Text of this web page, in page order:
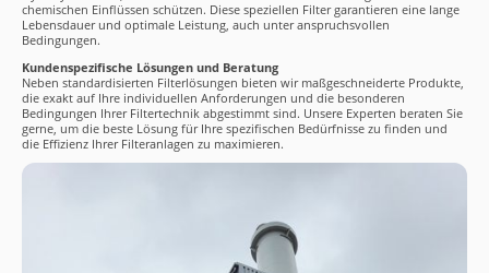
chemischen Einflüssen schützen. Diese speziellen Filter garantieren eine lange
Lebensdauer und optimale Leistung, auch unter anspruchsvollen
Bedingungen.
Kundenspezifische Lösungen und Beratung
Neben standardisierten Filterlösungen bieten wir maßgeschneiderte Produkte,
die exakt auf Ihre individuellen Anforderungen und die besonderen
Bedingungen Ihrer Filtertechnik abgestimmt sind. Unsere Experten beraten Sie
gerne, um die beste Lösung für Ihre spezifischen Bedürfnisse zu finden und
die Effizienz Ihrer Filteranlagen zu maximieren.